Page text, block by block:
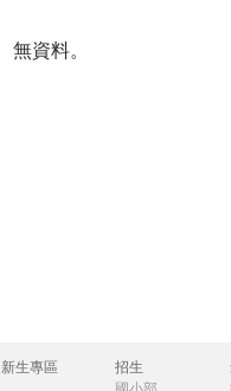
無資料。
主
新生專區
招生